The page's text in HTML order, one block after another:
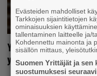
Yrittäjät: Alustatyötä
yrittäjänä
Evästeiden mahdolliset
Tarkkojen sijaintitietojen
ominaisuuksien
tallentaminen laitteelle ja/
Kohdennettu mainonta ja
sisällön mittaus,
Suomen Yrittäjät ja sen
suostumuksesi